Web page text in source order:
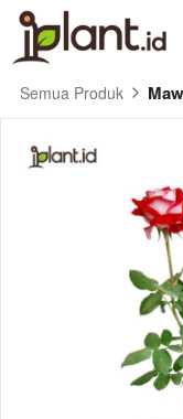
Semua Produk